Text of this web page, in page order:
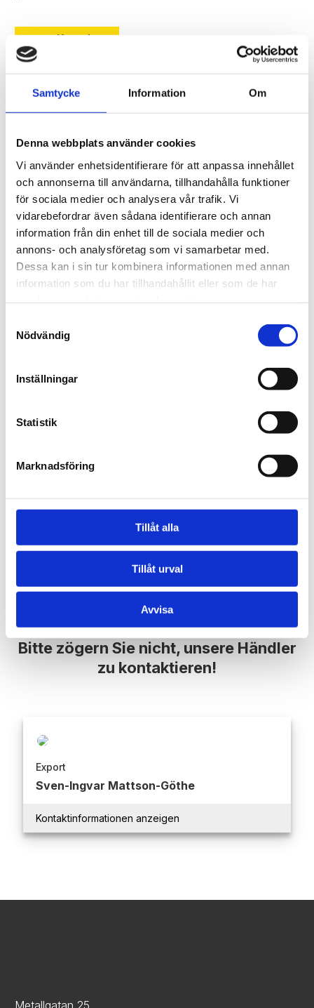
Samtycke Information Om
Denna webbplats använder cookies
Vi använder enhetsidentifierare för att anpassa innehållet
och annonserna till användarna, tillhandahålla funktioner
för sociala medier och analysera vår trafik. Vi
vidarebefordrar även sådana identifierare och annan
information från din enhet till de sociala medier och
annons- och analysföretag som vi samarbetar med.
Dessa kan i sin tur kombinera informationen med annan
information som du har tillhandahållit eller som de har
Nödvändig
Inställningar
Statistik
Marknadsföring
Tillåt alla
Tillåt urval
Avvisa
Kontakt
Beschreibung
A solution designed for wheelchair users that
in home environments, both indoors and
outdoors.
LowLift is a fully automatic and practical
wheelchair lift for level differences up to 500
mm, designed
for both indoor and outdoor use. It is
specifically engineered to transport
during the entire journey, ensuring a
The passenger has full control during the ride
the lift,
Additionally, the lift is easy to operate, with
and convenient solution for enhancing
accessibility in various environments.
Bitte zögern Sie nicht, unsere Händler
zu kontaktieren!
Export
Sven-Ingvar Mattson-Göthe
Kontaktinformationen anzeigen
Metallgatan 25,